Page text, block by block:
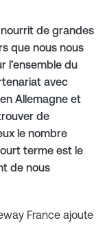
de grandes
que nous nous
l’ensemble du
avec
Allemagne et
de
le nombre
terme est le
de nous
France ajoute